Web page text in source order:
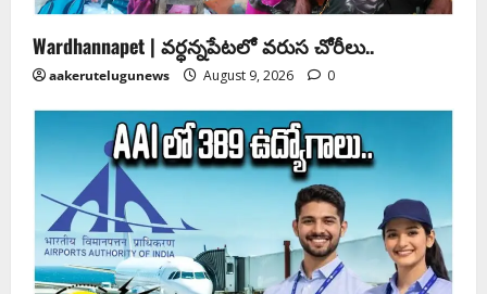
Wardhannapet | వర్ధన్నపేటలో వరుస చోరీలు..
aakerutelugunews August 9, 2026 0